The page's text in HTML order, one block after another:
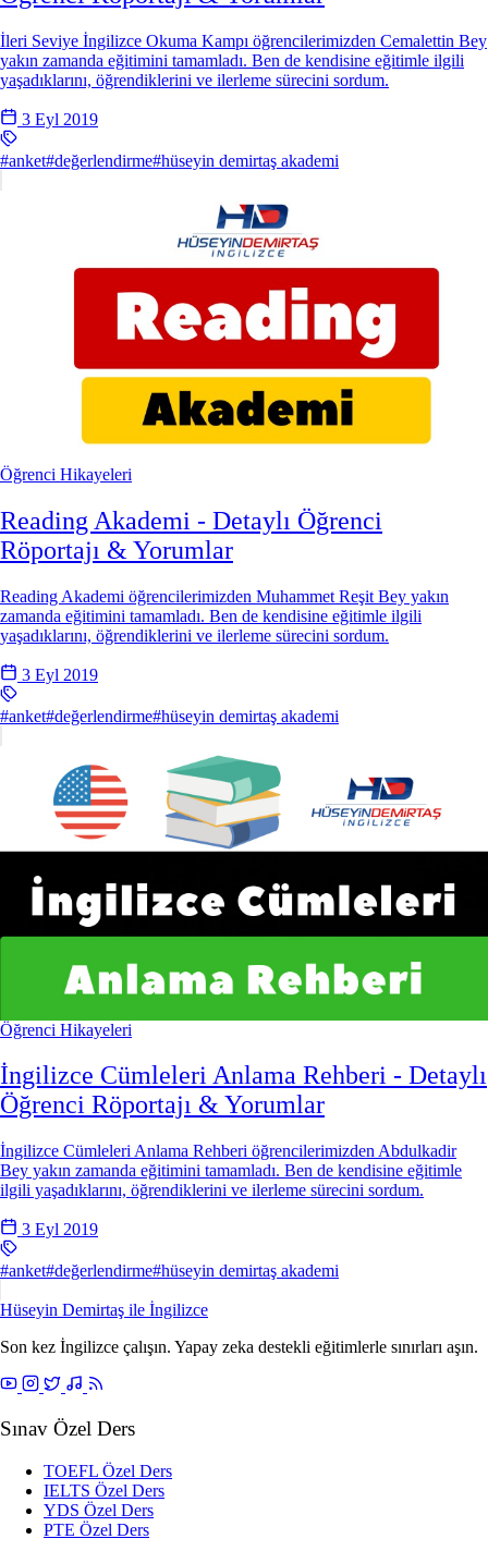
İleri Seviye İngilizce Okuma Kampı öğrencilerimizden Cemalettin Bey
yakın zamanda eğitimini tamamladı. Ben de kendisine eğitimle ilgili
yaşadıklarını, öğrendiklerini ve ilerleme sürecini sordum.
3 Eyl 2019
#anket#değerlendirme#hüseyin demirtaş akademi
Öğrenci Hikayeleri
Reading Akademi - Detaylı Öğrenci
Röportajı & Yorumlar
Reading Akademi öğrencilerimizden Muhammet Reşit Bey yakın
zamanda eğitimini tamamladı. Ben de kendisine eğitimle ilgili
yaşadıklarını, öğrendiklerini ve ilerleme sürecini sordum.
3 Eyl 2019
#anket#değerlendirme#hüseyin demirtaş akademi
Öğrenci Hikayeleri
İngilizce Cümleleri Anlama Rehberi - Detaylı
Öğrenci Röportajı & Yorumlar
İngilizce Cümleleri Anlama Rehberi öğrencilerimizden Abdulkadir
Bey yakın zamanda eğitimini tamamladı. Ben de kendisine eğitimle
ilgili yaşadıklarını, öğrendiklerini ve ilerleme sürecini sordum.
3 Eyl 2019
#anket#değerlendirme#hüseyin demirtaş akademi
Hüseyin Demirtaş ile İngilizce
Son kez İngilizce çalışın. Yapay zeka destekli eğitimlerle sınırları aşın.
Sınav Özel Ders
TOEFL Özel Ders
IELTS Özel Ders
YDS Özel Ders
PTE Özel Ders